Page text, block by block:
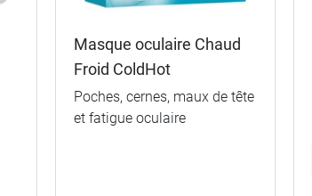
Masque oculaire Chaud
Froid ColdHot
Poches, cernes, maux de tête
et fatigue oculaire